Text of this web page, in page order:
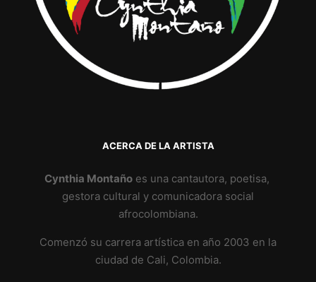
ACERCA DE LA ARTISTA
Cynthia Montañoes una cantautora, poetisa,
gestora cultural y comunicadora social
afrocolombiana.
Comenzó su carrera artística en año 2003 en la
ciudad de Cali, Colombia.